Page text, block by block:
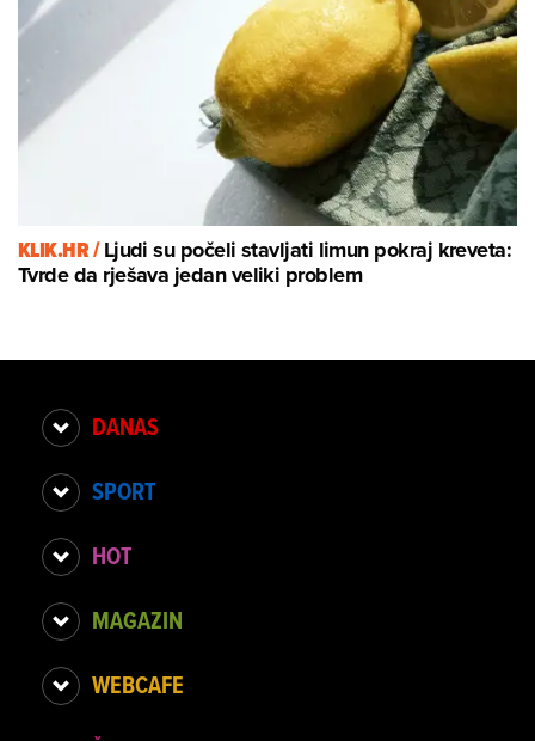
KLIK.HR /Ljudi su počeli stavljati limun pokraj kreveta:
Tvrde da rješava jedan veliki problem
DANAS
SPORT
HOT
MAGAZIN
WEBCAFE